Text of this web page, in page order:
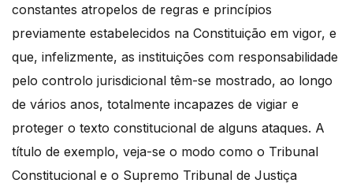
constantes atropelos de regras e princípios
previamente estabelecidos na Constituição em vigor, e
que, infelizmente, as instituições com responsabilidade
pelo controlo jurisdicional têm-se mostrado, ao longo
de vários anos, totalmente incapazes de vigiar e
proteger o texto constitucional de alguns ataques. A
título de exemplo, veja-se o modo como o Tribunal
Constitucional e o Supremo Tribunal de Justiça